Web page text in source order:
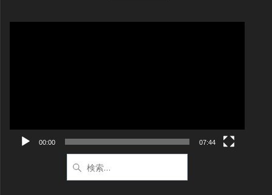
00:00 07:44
索: